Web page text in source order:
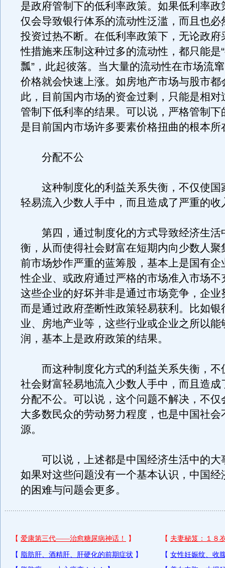
是政府管制下的低利率政策。如果低利率政
仅会导致银行体系的流动性泛滥，而且也必
投资过热不断。在低利率政策下，无论政府
性措施来压制这种过多的流动性，都只能是
瓢”，此起彼落。当大量的流动性在市场流
价格就会快速上涨。如房地产市场与股市都
此，目前国内市场的资金过剩，只能是相对
管制下低利率的结果。可以说，严格管制下
是目前国内市场许多要素价格扭曲的根本所
分配不公
这种制度化的利益关系失衡，不仅使国
轻易流入少数人手中，而且造成了严重的收
第四，通过制度化的方式导致经济生活
衡，从而使得社会财富在短期内向少数人聚
前市场炒作严重的蓝筹股，基本上是国有企
性企业、或政府通过严格的市场准入市场不
这些企业的好坏并非是通过市场竞争，企业
而是通过政府垄断性政策轻易获利。比如银
业、房地产业等，这些行业或企业之所以能
润，基本上是政府政策的结果。
而这种制度化方式的利益关系失衡，不
社会财富轻易地流入少数人手中，而且造成
分配不公。可以说，这个问题不解决，不仅
大多数民众的劳动努力程度，也是中国社会
源。
可以说，上述都是中国经济生活中的大
如果对这些问题没有一个基本认识，中国经
的困难与问题会更多。